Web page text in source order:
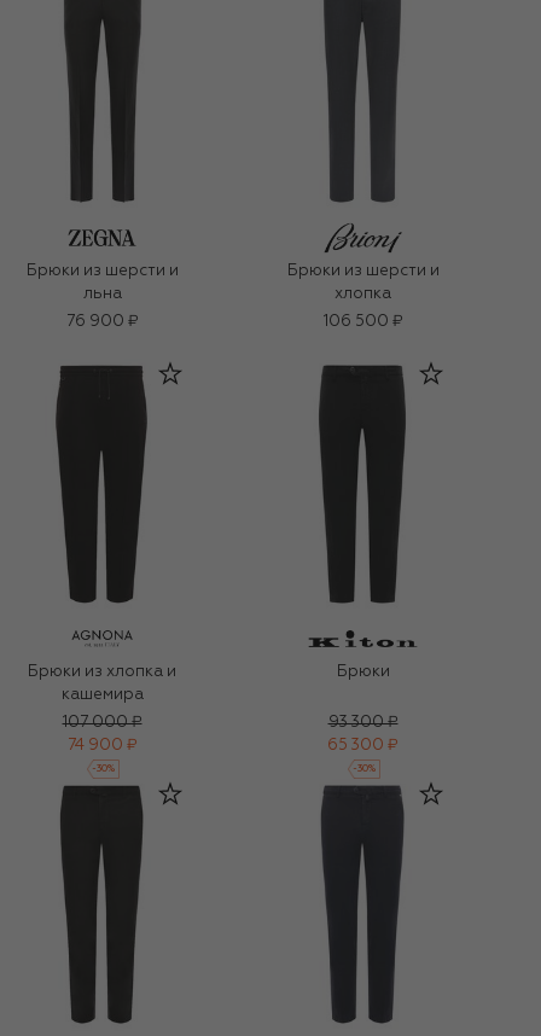
Брюки из шерсти и
льна
76 900 ₽
Брюки из шерсти и
хлопка
106 500 ₽
Брюки из хлопка и
кашемира
107 000 ₽
74 900 ₽
-30%
Брюки
93 300 ₽
65 300 ₽
-30%